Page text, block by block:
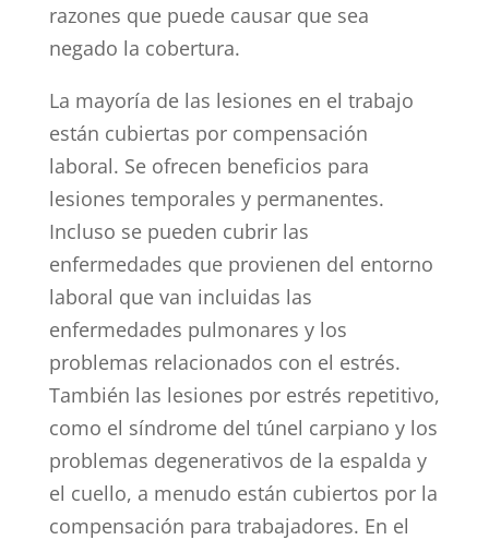
razones que puede causar que sea
negado la cobertura.
La mayoría de las lesiones en el trabajo
están cubiertas por compensación
laboral. Se ofrecen beneficios para
lesiones temporales y permanentes.
Incluso se pueden cubrir las
enfermedades que provienen del entorno
laboral que van incluidas las
enfermedades pulmonares y los
problemas relacionados con el estrés.
También las lesiones por estrés repetitivo,
como el síndrome del túnel carpiano y los
problemas degenerativos de la espalda y
el cuello, a menudo están cubiertos por la
compensación para trabajadores. En el